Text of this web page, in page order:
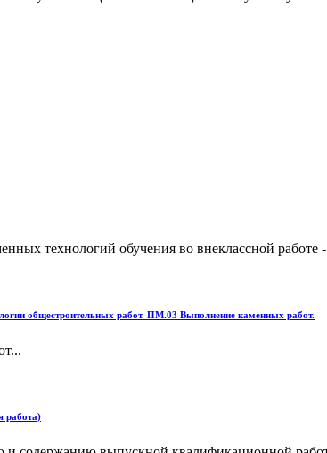
технологий обучения во внеклассной работе
общестроительных работ. ПМ.03 Выполнение каменных работ.
работа)